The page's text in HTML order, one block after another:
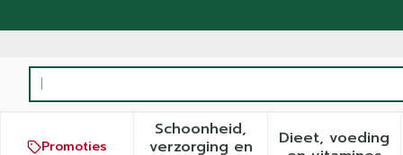
Product, merk, categorie...
Promoties
Schoonheid,
verzorging en
Dieet, voeding